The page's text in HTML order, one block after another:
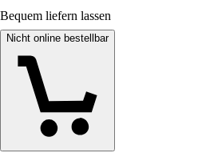
Bequem liefern lassen
Nicht online bestellbar